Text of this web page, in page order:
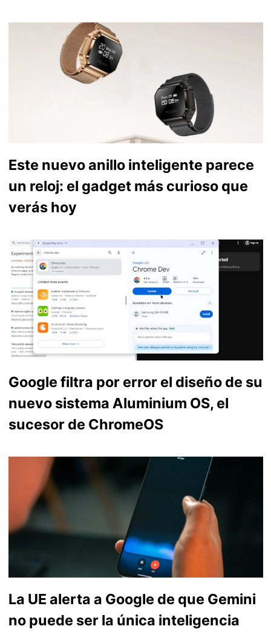
Este nuevo anillo inteligente parece
un reloj: el gadget más curioso que
verás hoy
Google filtra por error el diseño de su
nuevo sistema Aluminium OS, el
sucesor de ChromeOS
La UE alerta a Google de que Gemini
no puede ser la única inteligencia